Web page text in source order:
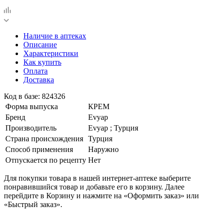
Наличие в аптеках
Описание
Характеристики
Как купить
Оплата
Доставка
Код в базе: 824326
Форма выпуска
КРЕМ
Бренд
Evyap
Производитель
Evyap ; Турция
Страна происхождения Турция
Способ применения
Наружно
Отпускается по рецепту Нет
Для покупки товара в нашей интернет-аптеке выберите
понравившийся товар и добавьте его в корзину. Далее
перейдите в Корзину и нажмите на «Оформить заказ» или
«Быстрый заказ».